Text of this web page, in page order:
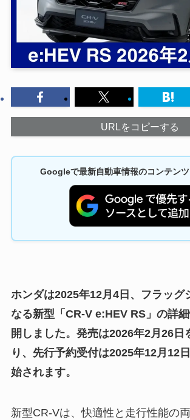
URLをコピーする
Googleで最新自動車情報のコンテン
ホンダは2025年12月4日、フラッグ
なる新型「CR-V e:HEV RS」の詳
開しました。発売は2026年2月26日
り、先行予約受付は2025年12月12
始されます。
新型CR-Vは、快適性と走行性能の